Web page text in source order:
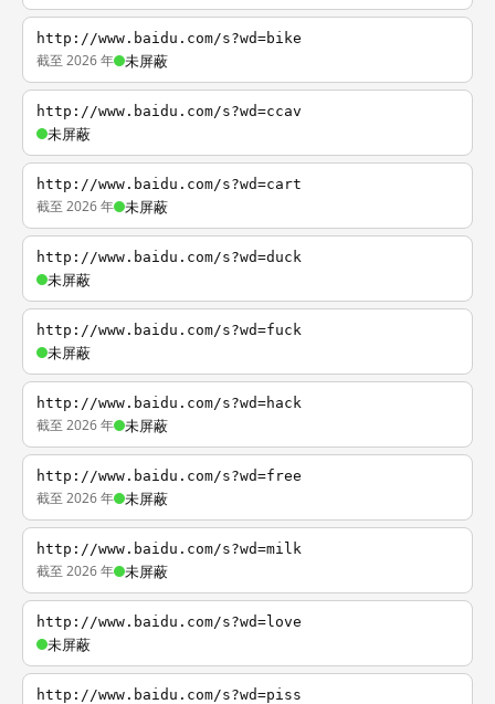
http://www.baidu.com/s?wd=bike
截至 2026 年 未屏蔽
http://www.baidu.com/s?wd=ccav
未屏蔽
http://www.baidu.com/s?wd=cart
截至 2026 年 未屏蔽
http://www.baidu.com/s?wd=duck
未屏蔽
http://www.baidu.com/s?wd=fuck
未屏蔽
http://www.baidu.com/s?wd=hack
截至 2026 年 未屏蔽
http://www.baidu.com/s?wd=free
截至 2026 年 未屏蔽
http://www.baidu.com/s?wd=milk
截至 2026 年 未屏蔽
http://www.baidu.com/s?wd=love
未屏蔽
http://www.baidu.com/s?wd=piss